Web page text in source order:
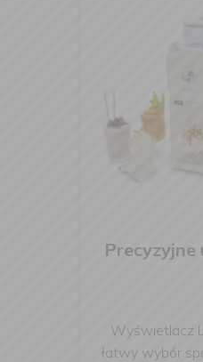
Wyświetlacz
łatwy wybór